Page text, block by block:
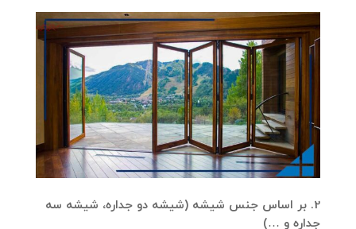
2. بر اساس جنس شیشه (شیشه دو جداره، شیشه سه
جداره و …)